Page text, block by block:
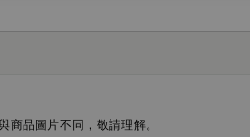
品圖片不同，敬請理解。